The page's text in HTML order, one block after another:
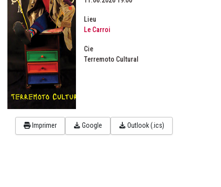
Lieu
Le Carroi
Cie
Terremoto Cultural
Imprimer Google Outlook (.ics)